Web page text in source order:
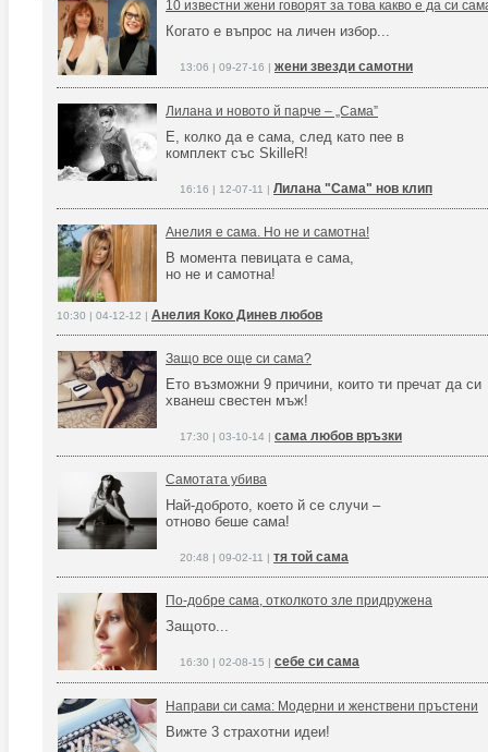
10 известни жени говорят за това какво е да си
Когато е въпрос на личен избор...
13:06 | 09-27-16 | жени звезди самотни
Лилана и новото й парче – „Сама”
Е, колко да е сама, след като пее в
комплект със SkilleR!
16:16 | 12-07-11 | Лилана "Сама" нов клип
Анелия е сама. Но не и самотна!
В момента певицата е сама,
но не и самотна!
10:30 | 04-12-12 | Анелия Коко Динев любов
Защо все още си сама?
Ето възможни 9 причини, които ти пречат да си
хванеш свестен мъж!
17:30 | 03-10-14 | сама любов връзки
Самотата убива
Най-доброто, което й се случи –
отново беше сама!
20:48 | 09-02-11 | тя той сама
По-добре сама, отколкото зле придружена
Защото...
16:30 | 02-08-15 | себе си сама
Направи си сама: Модерни и женствени пръстени
Вижте 3 страхотни идеи!